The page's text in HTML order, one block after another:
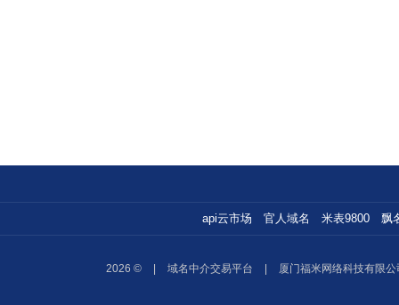
api云市场 官人域名 米表9800 飘
2026 © 域名中介交易平台 厦门福米网络科技有限